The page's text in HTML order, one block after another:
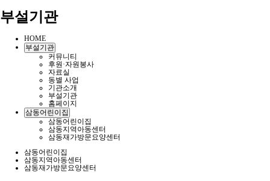
부설기관
HOME
부설기관
커뮤니티
후원·자원봉사
자료실
동별 사업
기관소개
부설기관
홈페이지
삼동어린이집
삼동어린이집
삼동지역아동센터
삼동재가방문요양센터
삼동어린이집
삼동지역아동센터
삼동재가방문요양센터